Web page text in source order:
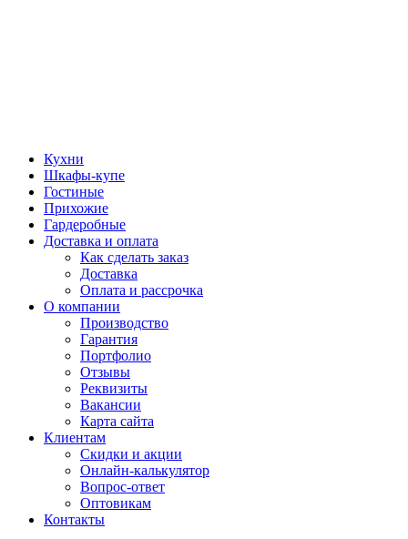
Кухни
Шкафы-купе
Гостиные
Прихожие
Гардеробные
Доставка и оплата
Как сделать заказ
Доставка
Оплата и рассрочка
О компании
Производство
Гарантия
Портфолио
Отзывы
Реквизиты
Вакансии
Карта сайта
Клиентам
Скидки и акции
Онлайн-калькулятор
Вопрос-ответ
Оптовикам
Контакты